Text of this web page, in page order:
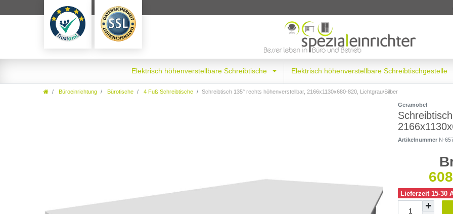
Elektrisch höhenverstellbare Schreibtische Elektrisch höhenverstellbare Schreibtischgestelle
Büroeinrichtung Bürotische 4 Fuß Schreibtische Schreibtisch 135° rechts höhenverstellbar, 2166x1130x680-820, Lichtgrau/Silber
Geramöbel
Artikelnummer N-
Lieferzeit 15-30